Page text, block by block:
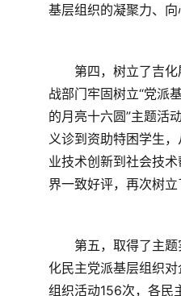
基层组织的凝聚力、向
第四，树立了吉化
战部门牢固树立“党派
的月亮十六圆”主题活
义诊到资助特困学生
业技术创新到社会技
界一致好评，再次树立
第五，取得了主题实
化民主党派基层组织
组织活动156次，各民